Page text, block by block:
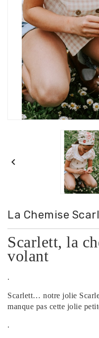

La Chemise
Scarlett, la
volant
.
Scarlett… notre jolie
manque pas cette jolie
.